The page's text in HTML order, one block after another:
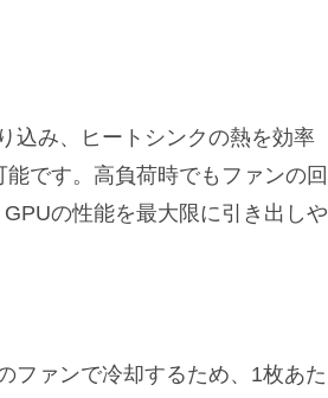
込み、ヒートシンクの熱を効率
です。高負荷時でもファンの回
の性能を最大限に引き出しや
ファンで冷却するため、1枚あた